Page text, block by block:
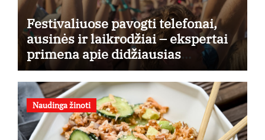
Festivaliuose pavogti telefonai,
ausinės ir laikrodžiai – ekspertai
primena apie didžiausias
finansines rizikas
Naudinga žinoti